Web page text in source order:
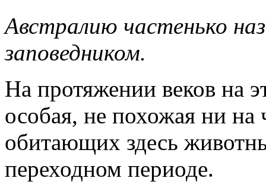
Австралию частенько
заповедником.
На протяжении веков на
особая, не похожая ни
обитающих здесь
переходном периоде.